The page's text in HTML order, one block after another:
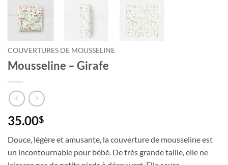
COUVERTURES DE MOUSSELINE
Mousseline – Girafe
35.00$
Douce, légère et amusante, la couverture de mousseline est
un incontournable pour bébé. De très grande taille, elle ne
Date
de
naissance
Cliquez
ici
pour
10%